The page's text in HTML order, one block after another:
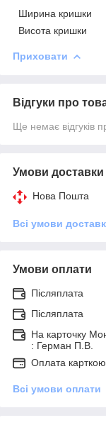
Ширина кришки
Висота кришки
Приховати
Відгуки про
Ще немає відгуків
Умови доставки
Нова Пошта
Всі умови
Умови оплати
Післяплата
Післяплата
На карточку
: Герман П.В.
Оплата
Всі умови оплати